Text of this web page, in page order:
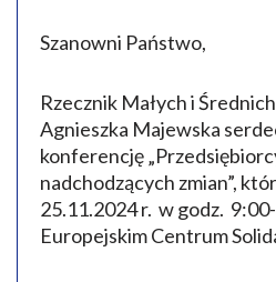
Szanowni Państwo,
Rzecznik Małych i
Agnieszka Majewska
konferencję
nadchodzących zmian”,
25.11.2024 r. w godz.
Europejskim Centrum